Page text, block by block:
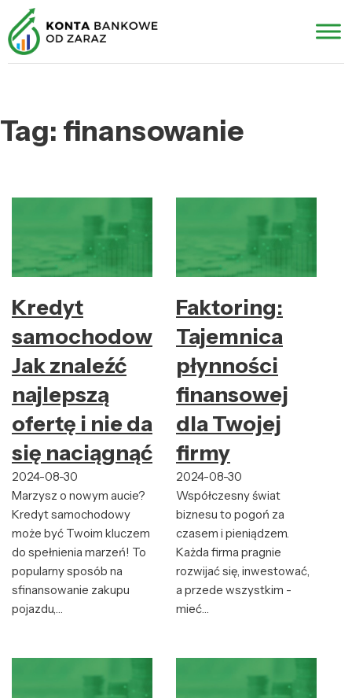
Tag: finansowanie
Kredyt
samochodowy:
Jak znaleźć
najlepszą
ofertę i nie dać
się naciągnąć?
2024-08-30
Marzysz o nowym aucie?
Kredyt samochodowy
może być Twoim kluczem
do spełnienia marzeń! To
popularny sposób na
sfinansowanie zakupu
pojazdu,…
Faktoring:
Tajemnica
płynności
finansowej
dla Twojej
firmy
2024-08-30
Współczesny świat
biznesu to pogoń za
czasem i pieniądzem.
Każda firma pragnie
rozwijać się, inwestować,
a przede wszystkim -
mieć…